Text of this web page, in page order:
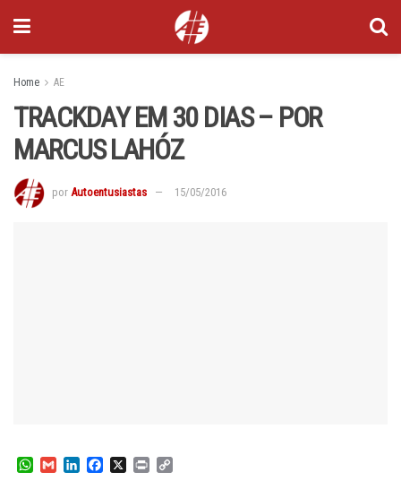
Home AE
TRACKDAY EM 30 DIAS – POR
MARCUS LAHÓZ
por Autoentusiastas 15/05/2016
W
G
X
P